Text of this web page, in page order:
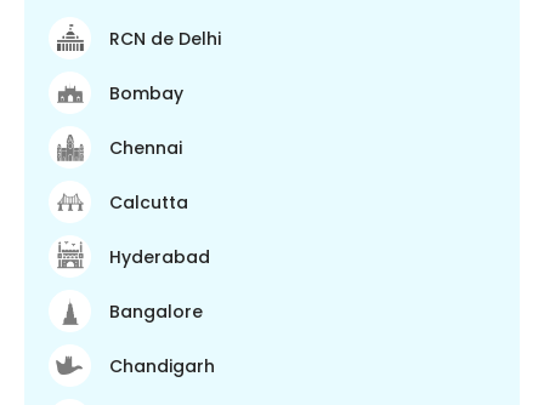
RCN de Delhi
Bombay
Chennai
Calcutta
Hyderabad
Bangalore
Chandigarh